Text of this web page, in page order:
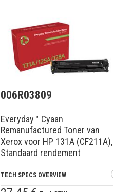
006R03809
Everyday™ Cyaan
Remanufactured Toner van
Xerox voor HP 131A (CF211A),
Standaard rendement
TECH SPECS OVERVIEW